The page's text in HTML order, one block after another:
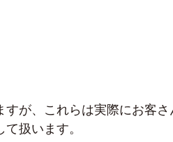
が、これらは実際にお客さ
扱います。